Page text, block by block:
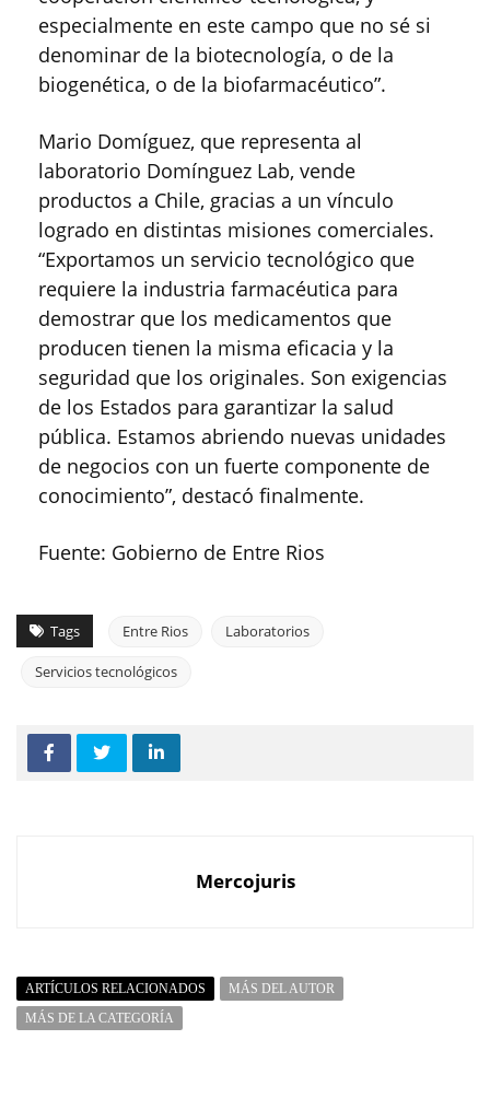
especialmente en este campo que no sé si
denominar de la biotecnología, o de la
biogenética, o de la biofarmacéutico”.
Mario Domíguez, que representa al
laboratorio Domínguez Lab, vende
productos a Chile, gracias a un vínculo
logrado en distintas misiones comerciales.
“Exportamos un servicio tecnológico que
requiere la industria farmacéutica para
demostrar que los medicamentos que
producen tienen la misma eficacia y la
seguridad que los originales. Son exigencias
de los Estados para garantizar la salud
pública. Estamos abriendo nuevas unidades
de negocios con un fuerte componente de
conocimiento”, destacó finalmente.
Fuente: Gobierno de Entre Rios
Tags Entre Rios Laboratorios
Servicios tecnológicos
Mercojuris
ARTÍCULOS RELACIONADOS
MÁS DEL AUTOR
MÁS DE LA CATEGORÍA